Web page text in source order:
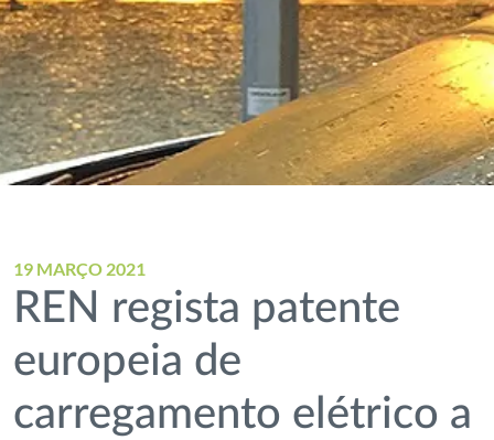
19 MARÇO 2021
REN regista patente
europeia de
carregamento elétrico a